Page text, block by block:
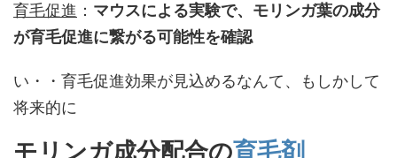
育毛促進 ： マウスによる実験で、モリンガ葉の成分
が育毛促進に繋がる可能性を確認
い・・育毛促進効果が見込めるなんて、もしかして
将来的に
モリンガ成分配合の育毛剤